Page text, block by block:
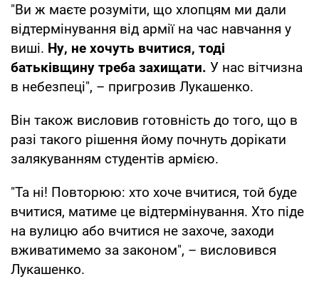
"Ви ж маєте розуміти, що хлопцям ми дали
відтермінування від армії на час навчання у
виші. Ну, не хочуть вчитися, тоді
батьківщину треба захищати. У нас вітчизна
в небезпеці", – пригрозив Лукашенко.
Він також висловив готовність до того, що в
разі такого рішення йому почнуть дорікати
залякуванням студентів армією.
"Та ні! Повторюю: хто хоче вчитися, той буде
вчитися, матиме це відтермінування. Хто піде
на вулицю або вчитися не захоче, заходи
вживатимемо за законом", – висловився
Лукашенко.